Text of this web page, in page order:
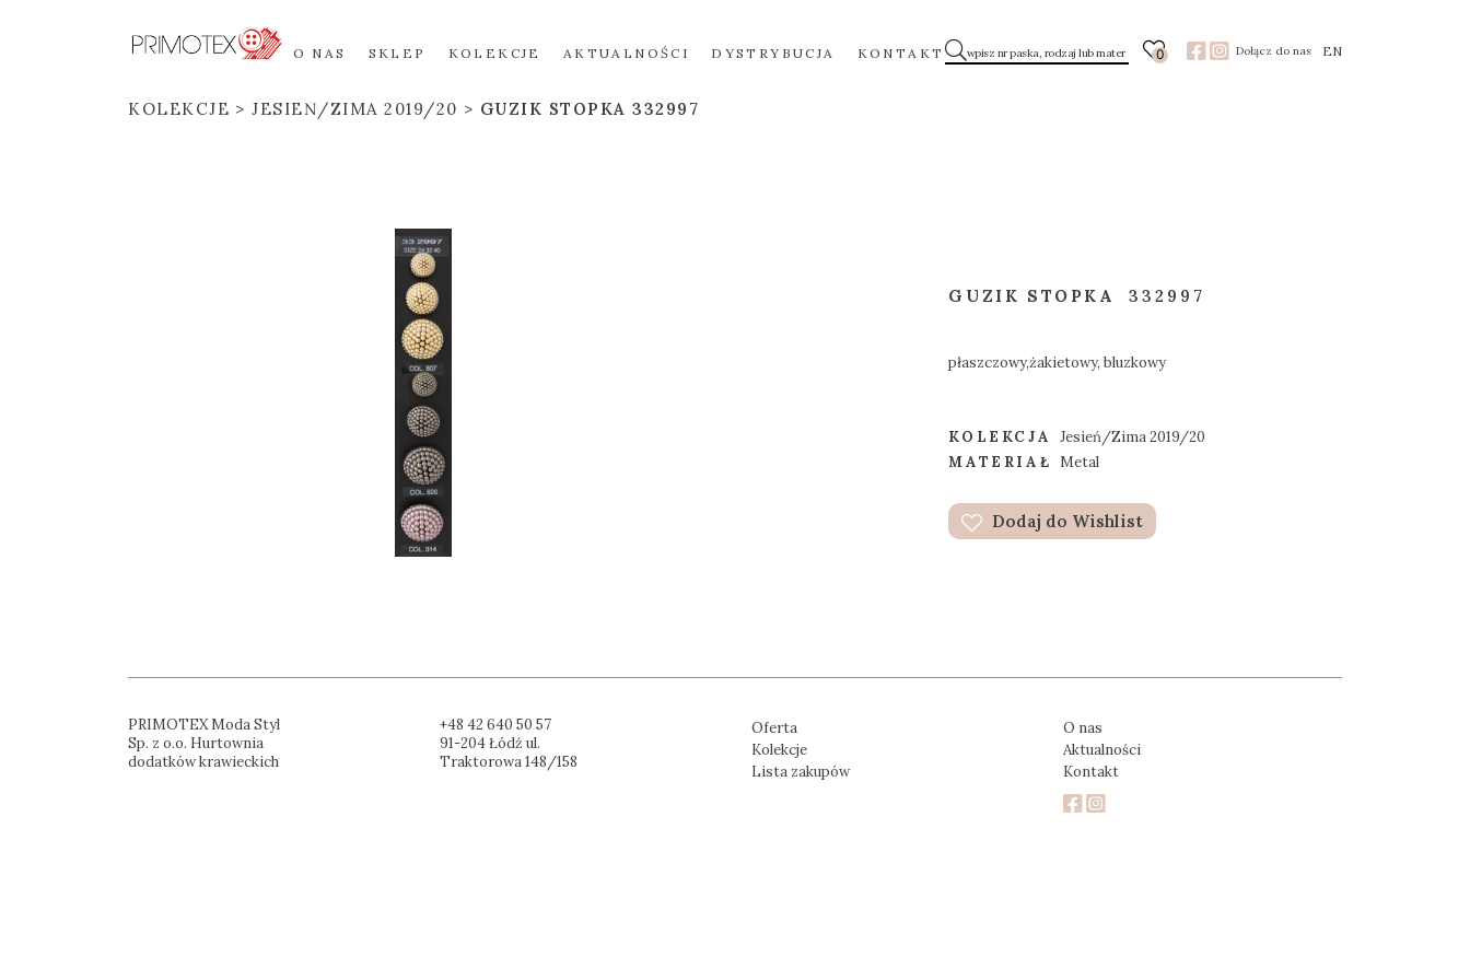
O NAS SKLEP KOLEKCJE AKTUALNOŚCI DYSTRYBUCJA KONTAKT 0 Dołącz do nas EN
KOLEKCJE JESIEŃ/ZIMA 2019/20 GUZIK STOPKA 332997
GUZIK STOPKA 332997
płaszczowy,żakietowy, bluzkowy
KOLEKCJA
Jesień/Zima 2019/20
MATERIAŁ Metal
Dodaj do Wishlist
PRIMOTEX Moda Styl
Sp. z o.o. Hurtownia
dodatków krawieckich
+48 42 640 50 57
91-204 Łódź ul.
Traktorowa 148/158
Oferta
Kolekcje
Lista zakupów
O nas
Aktualności
Kontakt